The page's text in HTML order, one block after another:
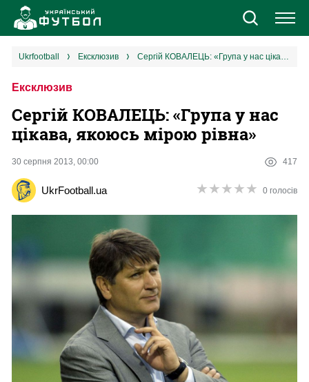
Новини
Єврокубки
2 ліга
Різне
Букмекери
Казино
ukrfootball ексклюзив Сергій КОВАЛЕЦЬ: «Група у нас цікава, якоюсь мірою рівна»
Ексклюзив
Сергій КОВАЛЕЦЬ: «Група у нас
цікава, якоюсь мірою рівна»
30 серпня 2013, 00:00 417
UkrFootball.ua ★★★★★
★★★★★ 0 голосів